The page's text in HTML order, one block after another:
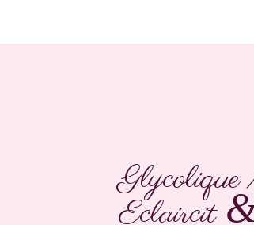
Eclaircit